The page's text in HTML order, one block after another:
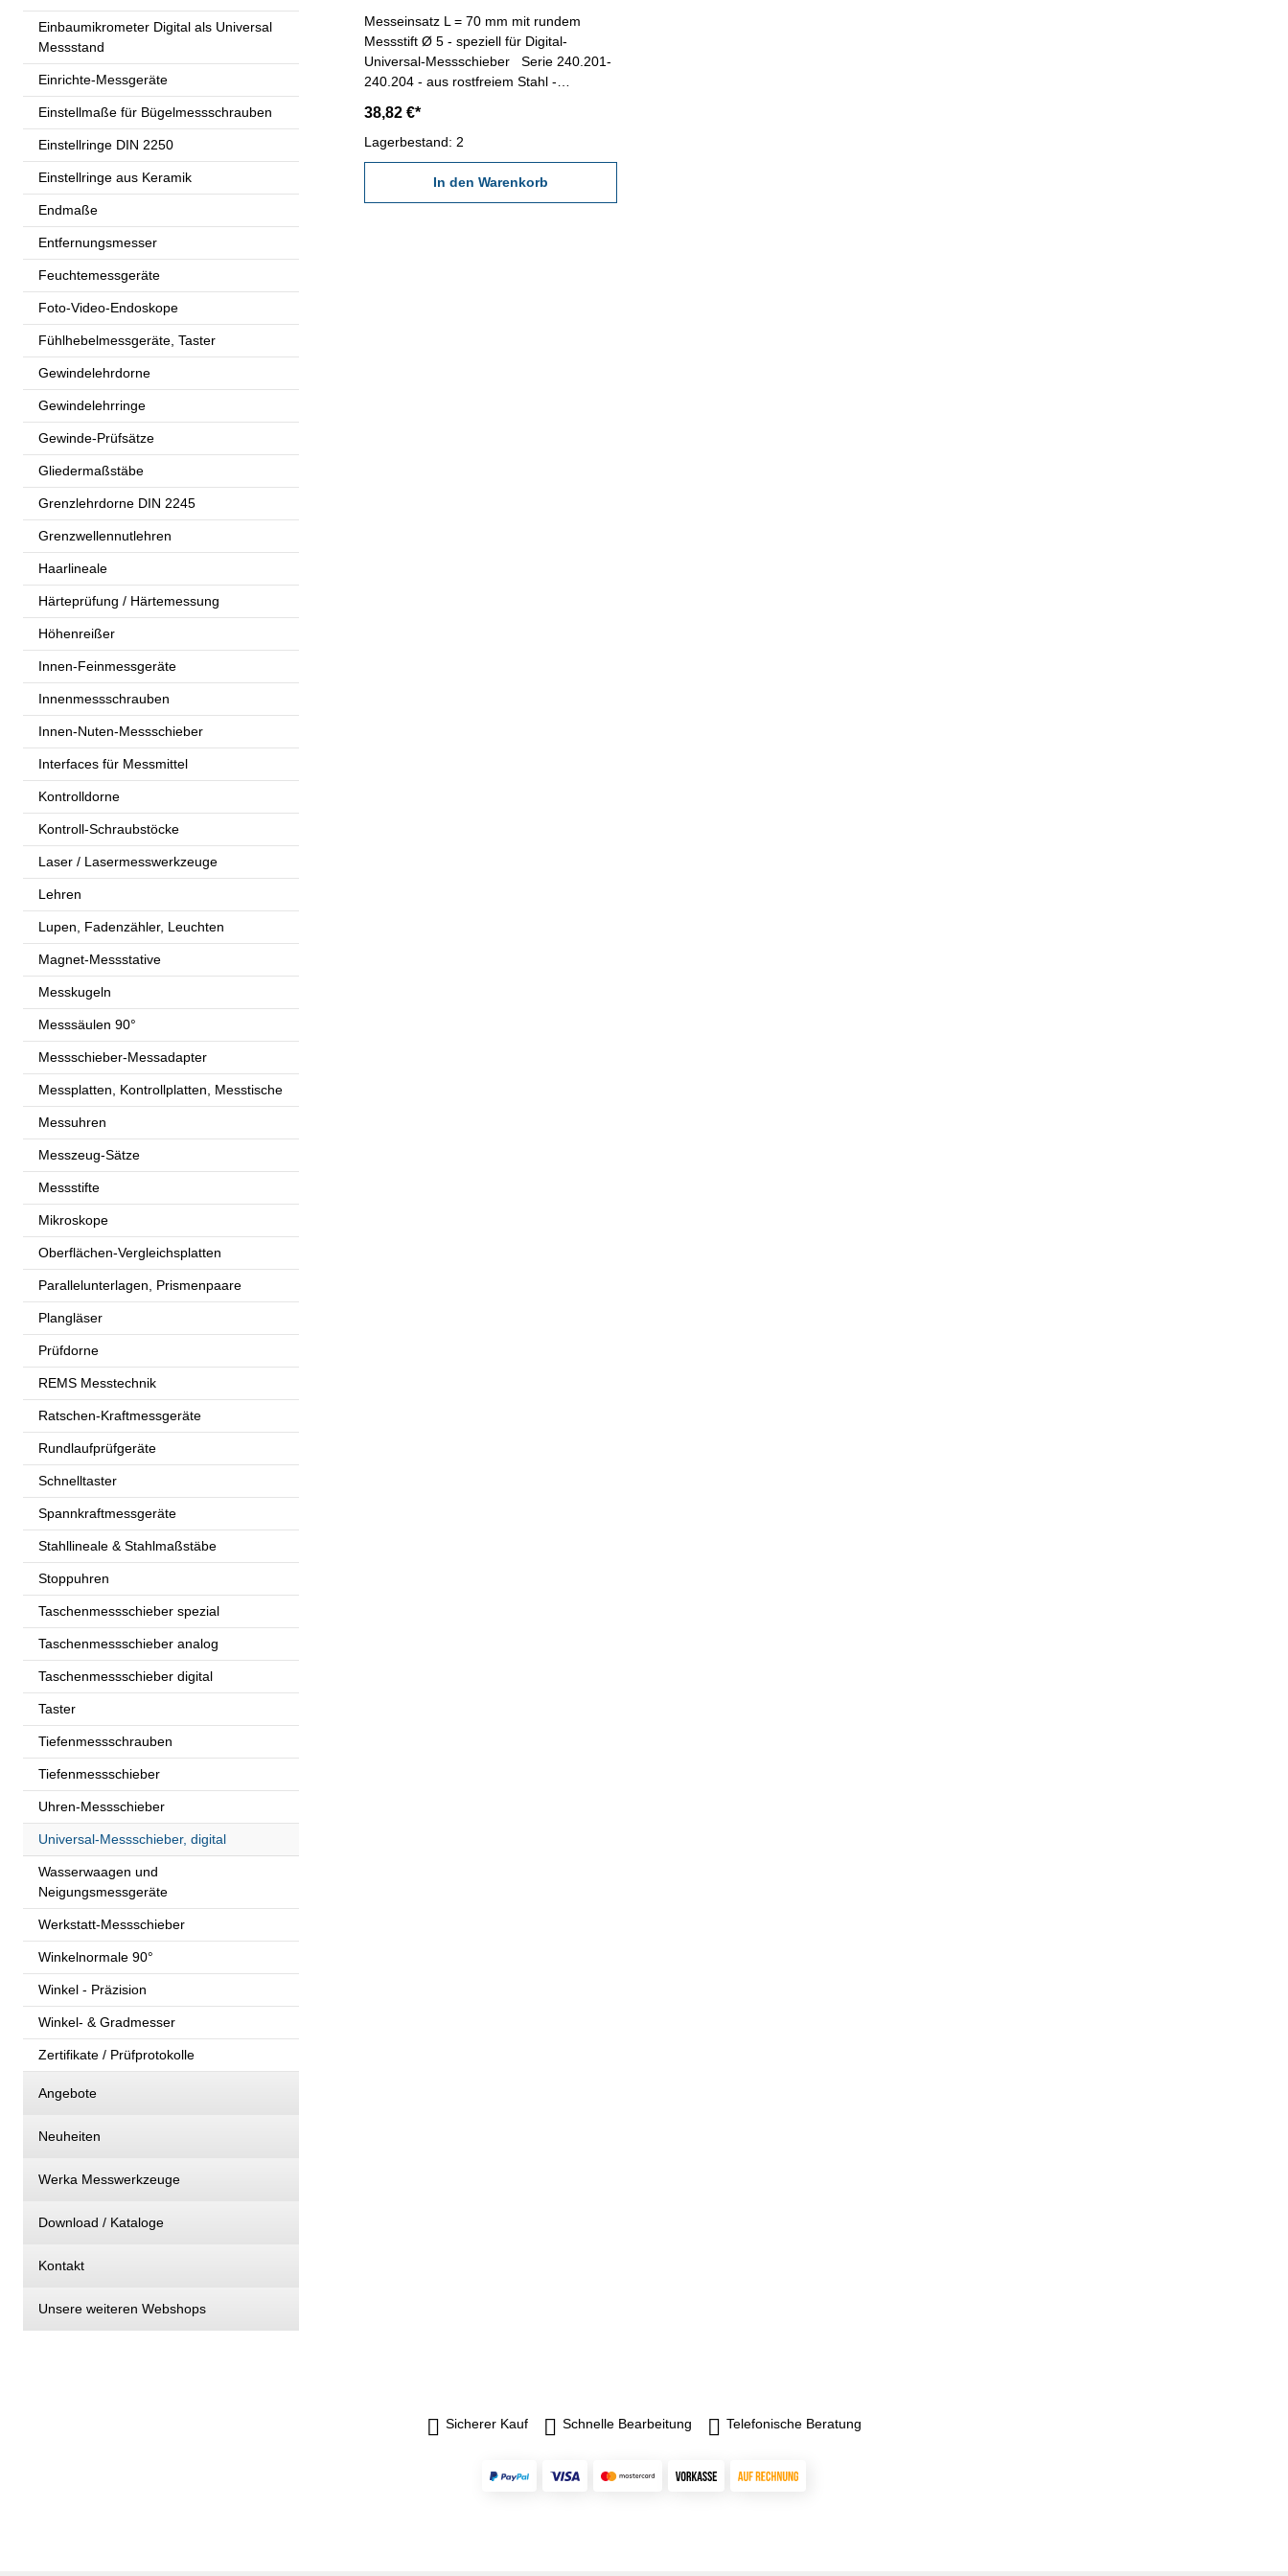
Einbaumikrometer Digital als Universal
Messstand
Einrichte-Messgeräte
Einstellmaße für Bügelmessschrauben
Einstellringe DIN 2250
Einstellringe aus Keramik
Endmaße
Entfernungsmesser
Feuchtemessgeräte
Foto-Video-Endoskope
Fühlhebelmessgeräte, Taster
Gewindelehrdorne
Gewindelehrringe
Gewinde-Prüfsätze
Gliedermaßstäbe
Grenzlehrdorne DIN 2245
Grenzwellennutlehren
Haarlineale
Härteprüfung / Härtemessung
Höhenreißer
Innen-Feinmessgeräte
Innenmessschrauben
Innen-Nuten-Messschieber
Interfaces für Messmittel
Kontrolldorne
Kontroll-Schraubstöcke
Laser / Lasermesswerkzeuge
Lehren
Lupen, Fadenzähler, Leuchten
Magnet-Messstative
Messkugeln
Messsäulen 90°
Messschieber-Messadapter
Messplatten, Kontrollplatten, Messtische
Messuhren
Messzeug-Sätze
Messstifte
Mikroskope
Oberflächen-Vergleichsplatten
Parallelunterlagen, Prismenpaare
Plangläser
Prüfdorne
REMS Messtechnik
Ratschen-Kraftmessgeräte
Rundlaufprüfgeräte
Schnelltaster
Spannkraftmessgeräte
Stahllineale & Stahlmaßstäbe
Stoppuhren
Taschenmessschieber spezial
Taschenmessschieber analog
Taschenmessschieber digital
Taster
Tiefenmessschrauben
Tiefenmessschieber
Uhren-Messschieber
Universal-Messschieber, digital
Wasserwaagen und
Neigungsmessgeräte
Werkstatt-Messschieber
Winkelnormale 90°
Winkel - Präzision
Winkel- & Gradmesser
Zertifikate / Prüfprotokolle
Angebote
Neuheiten
Werka Messwerkzeuge
Download / Kataloge
Kontakt
Unsere weiteren Webshops
Messeinsatz L = 70 mm mit rundem
Messstift Ø 5 - speziell für Digital-
Universal-Messschieber Serie 240.201-
240.204 - aus rostfreiem Stahl -
38,82 €*
Lagerbestand: 2
In den Warenkorb
Sicherer Kauf Schnelle Bearbeitung Telefonische Beratung